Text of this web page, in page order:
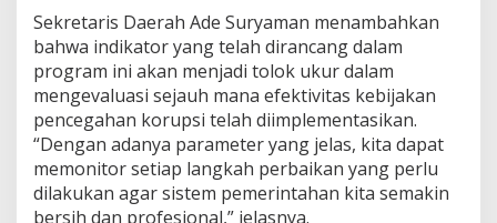
Sekretaris Daerah Ade Suryaman menambahkan
bahwa indikator yang telah dirancang dalam
program ini akan menjadi tolok ukur dalam
mengevaluasi sejauh mana efektivitas kebijakan
pencegahan korupsi telah diimplementasikan.
“Dengan adanya parameter yang jelas, kita dapat
memonitor setiap langkah perbaikan yang perlu
dilakukan agar sistem pemerintahan kita semakin
bersih dan profesional,” jelasnya.